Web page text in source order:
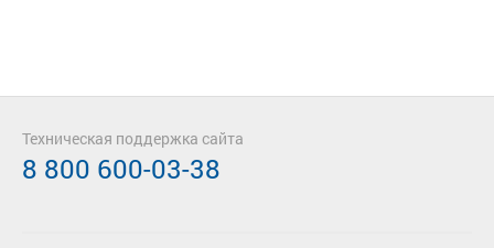
Техническая поддержка сайта
8 800 600-03-38